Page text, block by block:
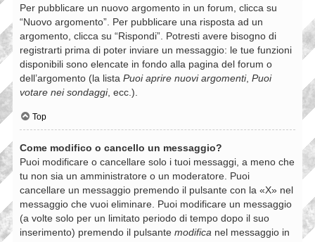
Per pubblicare un nuovo argomento in un forum, clicca su
“Nuovo argomento”. Per pubblicare una risposta ad un
argomento, clicca su “Rispondi”. Potresti avere bisogno di
registrarti prima di poter inviare un messaggio: le tue funzioni
disponibili sono elencate in fondo alla pagina del forum o
dell’argomento (la lista Puoi aprire nuovi argomenti, Puoi
votare nei sondaggi, ecc.).
Top
Come modifico o cancello un messaggio?
Puoi modificare o cancellare solo i tuoi messaggi, a meno che
tu non sia un amministratore o un moderatore. Puoi
cancellare un messaggio premendo il pulsante con la «X» nel
messaggio che vuoi eliminare. Puoi modificare un messaggio
(a volte solo per un limitato periodo di tempo dopo il suo
inserimento) premendo il pulsante modifica nel messaggio in